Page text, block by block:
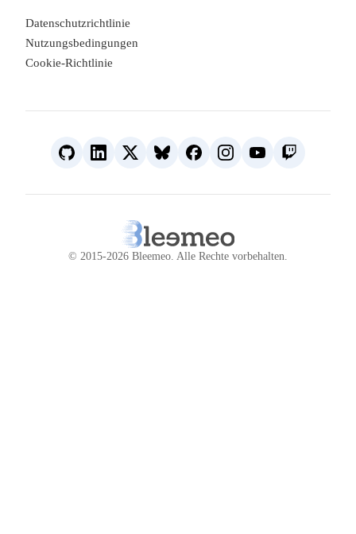
Datenschutzrichtlinie
Nutzungsbedingungen
Cookie-Richtlinie
© 2015-2026 Bleemeo. Alle Rechte vorbehalten